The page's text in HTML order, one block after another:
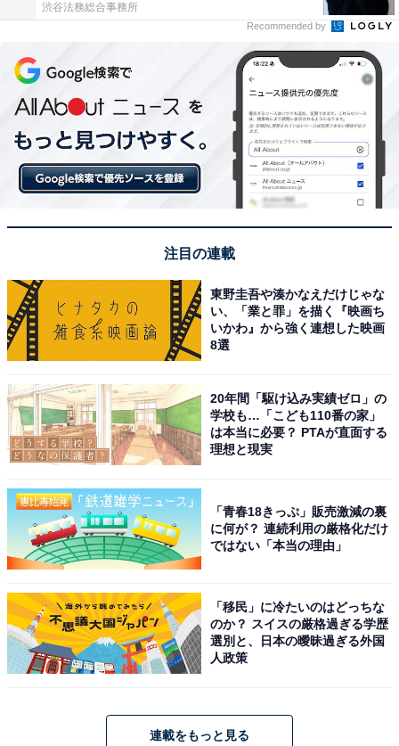
正面からの撮影のみならず、車両基地内にある建物屋上
からの俯瞰撮影も行うことができた。真新しい車両なの
で、汚れもほとんどなく美しい姿だ。
屋上からは車両基地全体のみならず、脇を走る西九州新
幹線の本線も見ることができた。ここからの走行写真も
魅力的であろう。
駅周辺の様子は
渋谷法務総合事務所
Recommended by
注目の連載
東野圭吾や湊かなえだけじゃな
い、「業と罪」を描く『映画ち
いかわ』から強く連想した映画
8選
20年間「駆け込み実績ゼロ」の
学校も…「こども110番の家」
は本当に必要？ PTAが直面する
理想と現実
「青春18きっぷ」販売激減の裏
に何が？ 連続利用の厳格化だけ
ではない「本当の理由」
「移民」に冷たいのはどっちな
のか？ スイスの厳格過ぎる学歴
選別と、日本の曖昧過ぎる外国
人政策
連載をもっと見る